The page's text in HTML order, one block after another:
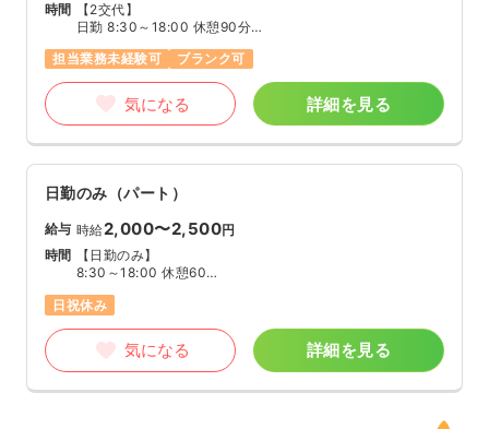
時間
【2交代】
日勤 8:30～18:00 休憩90分
※就業時間1）のみの勤務も可（相談に応じます
担当業務未経験可 ブランク可
気になる 詳細を見る
日勤のみ（パート）
給与 時給2,000〜2,500円
時間
【日勤のみ】
8:30～18:00 休憩60分
※週4～5日勤務
日祝休み
気になる 詳細を見る